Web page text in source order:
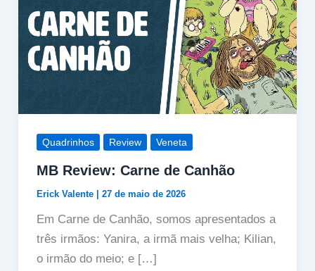
Quadrinhos Review Veneta
MB Review: Carne de Canhão
Erick Valente 27 de maio de 2026
Em Carne de Canhão, somos apresentados a
três irmãos: Yanira, a irmã mais velha; Kilian,
o irmão do meio; e […]